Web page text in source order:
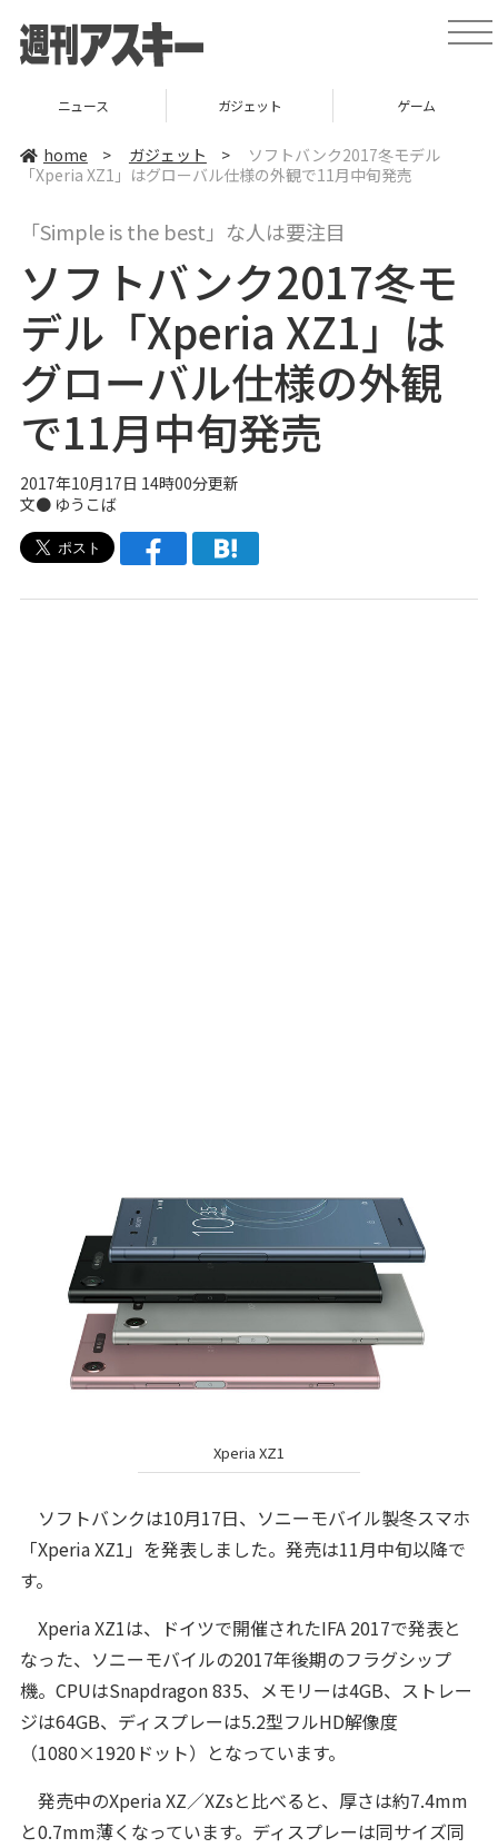
t
o
ニュース ガジェット ゲーム
home > ガジェット >
ソフトバンク2017冬モデル
「Xperia XZ1」はグローバル仕様の外観で11月中旬発売
「Simple is the best」な人は要注目
ソフトバンク2017冬モ
デル「Xperia XZ1」は
グローバル仕様の外観
で11月中旬発売
2017年10月17日 14時00分更新
文● ゆうこば
Xperia XZ1
ソフトバンクは10月17日、ソニーモバイル製冬スマホ
「Xperia XZ1」を発表しました。発売は11月中旬以降で
す。
Xperia XZ1は、ドイツで開催されたIFA 2017で発表と
なった、ソニーモバイルの2017年後期のフラグシップ
機。CPUはSnapdragon 835、メモリーは4GB、ストレー
ジは64GB、ディスプレーは5.2型フルHD解像度
（1080×1920ドット）となっています。
発売中のXperia XZ／XZsと比べると、厚さは約7.4mm
と0.7mm薄くなっています。ディスプレーは同サイズ同